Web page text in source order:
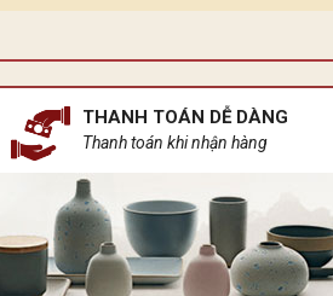
THANH TOÁN DỄ DÀNG
Thanh toán khi nhận hàng